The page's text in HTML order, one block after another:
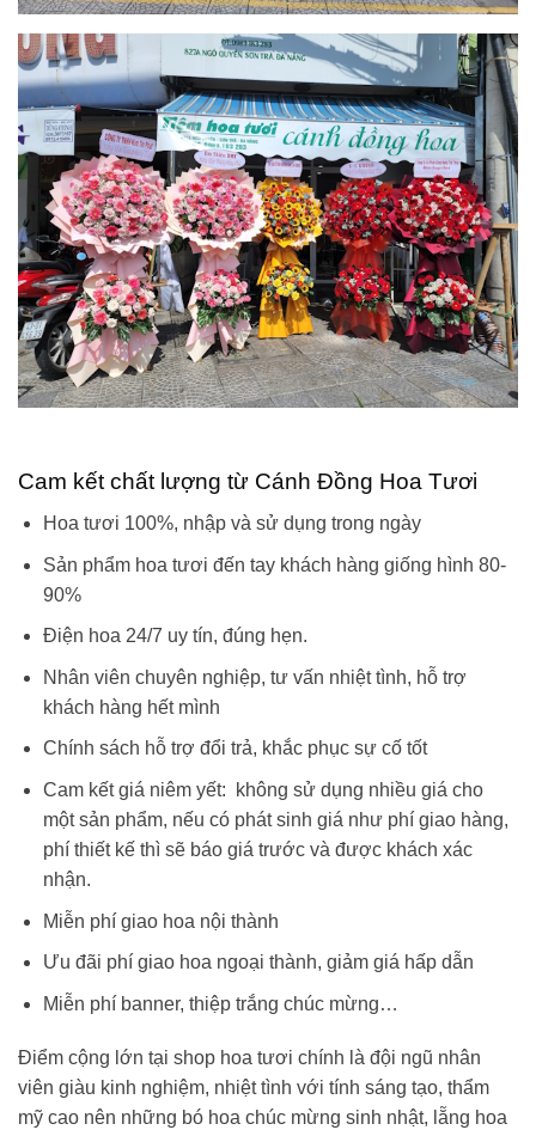
Cam kết chất lượng từ Cánh Đồng Hoa Tươi
Hoa tươi 100%, nhập và sử dụng trong ngày
Sản phẩm hoa tươi đến tay khách hàng giống hình 80-
90%
Điện hoa 24/7 uy tín, đúng hẹn.
Nhân viên chuyên nghiệp, tư vấn nhiệt tình, hỗ trợ
khách hàng hết mình
Chính sách hỗ trợ đổi trả, khắc phục sự cố tốt
Cam kết giá niêm yết: không sử dụng nhiều giá cho
một sản phẩm, nếu có phát sinh giá như phí giao hàng,
phí thiết kế thì sẽ báo giá trước và được khách xác
nhận.
Miễn phí giao hoa nội thành
Ưu đãi phí giao hoa ngoại thành, giảm giá hấp dẫn
Miễn phí banner, thiệp trắng chúc mừng…
Điểm cộng lớn tại shop hoa tươi chính là đội ngũ nhân
viên giàu kinh nghiệm, nhiệt tình với tính sáng tạo, thẩm
mỹ cao nên những bó hoa chúc mừng sinh nhật, lẵng hoa